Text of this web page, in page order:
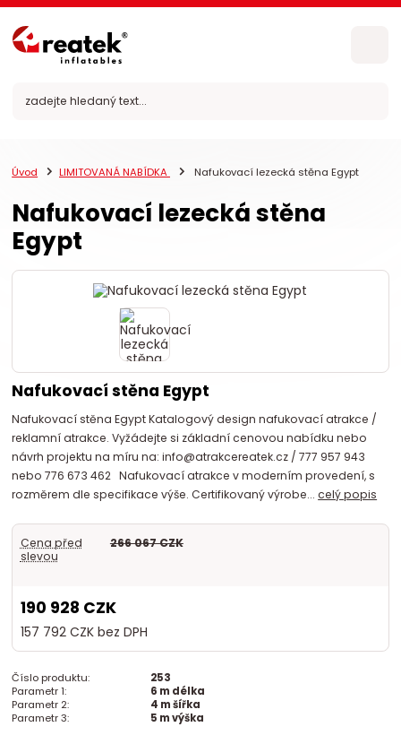
Úvod LIMITOVANÁ NABÍDKA Nafukovací lezecká stěna Egypt
Nafukovací lezecká stěna
Egypt
Nafukovací stěna Egypt
Nafukovací stěna Egypt Katalogový design nafukovací atrakce /
reklamní atrakce. Vyžádejte si základní cenovou nabídku nebo
návrh projektu na míru na: info@atrakcereatek.cz / 777 957 943
nebo 776 673 462 Nafukovací atrakce v moderním provedení, s
rozměrem dle specifikace výše. Certifikovaný výrobe...celý popis
Cena před
slevou
266 067 CZK
190 928 CZK
157 792 CZK bez DPH
Číslo produktu:
253
Parametr 1:
6 m délka
Parametr 2:
4 m šířka
Parametr 3:
5 m výška